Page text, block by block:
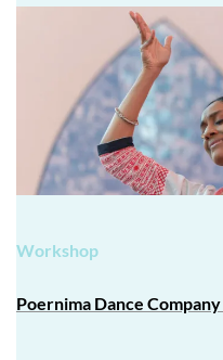
Workshop
Poernima Dance Company